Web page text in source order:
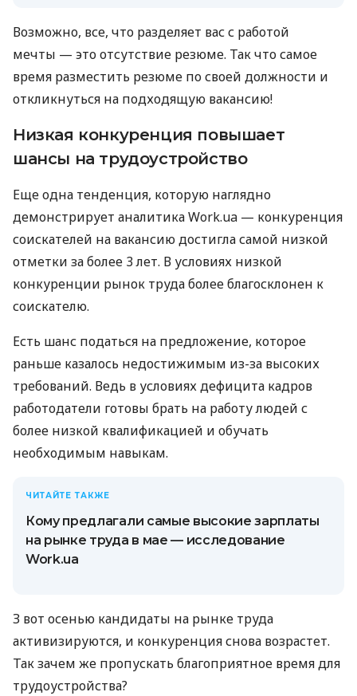
Возможно, все, что разделяет вас с работой
мечты — это отсутствие резюме. Так что самое
время разместить резюме по своей должности и
откликнуться на подходящую вакансию!
Низкая конкуренция повышает
шансы на трудоустройство
Еще одна тенденция, которую наглядно
демонстрирует аналитика Work.ua — конкуренция
соискателей на вакансию достигла самой низкой
отметки за более 3 лет. В условиях низкой
конкуренции рынок труда более благосклонен к
соискателю.
Есть шанс податься на предложение, которое
раньше казалось недостижимым из-за высоких
требований. Ведь в условиях дефицита кадров
работодатели готовы брать на работу людей с
более низкой квалификацией и обучать
необходимым навыкам.
ЧИТАЙТЕ ТАКЖЕ
Кому предлагали самые высокие зарплаты
на рынке труда в мае — исследование
Work.ua
З вот осенью кандидаты на рынке труда
активизируются, и конкуренция снова возрастет.
Так зачем же пропускать благоприятное время для
трудоустройства?